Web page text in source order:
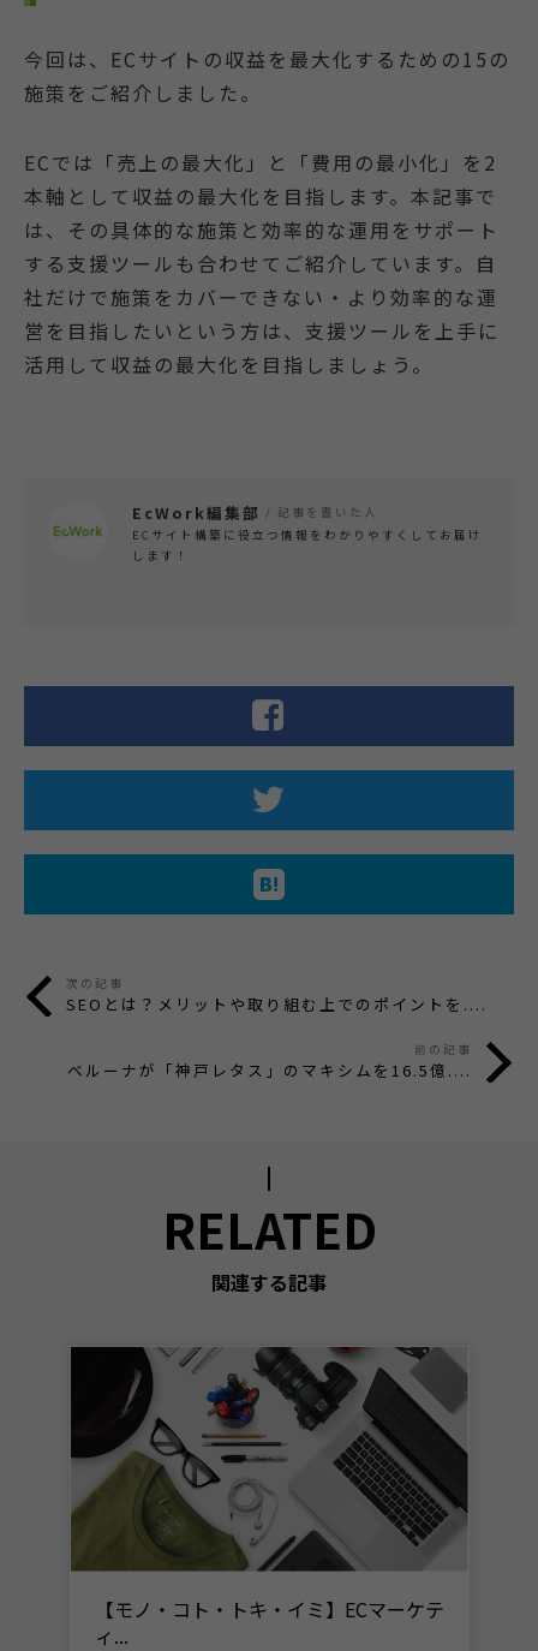
今回は、ECサイトの収益を最大化するための15の
施策をご紹介しました。
ECでは「売上の最大化」と「費用の最小化」を2
本軸として収益の最大化を目指します。本記事で
は、その具体的な施策と効率的な運用をサポート
する支援ツールも合わせてご紹介しています。自
社だけで施策をカバーできない・より効率的な運
営を目指したいという方は、支援ツールを上手に
活用して収益の最大化を目指しましょう。
EcWork編集部 / 記事を書いた人
ECサイト構築に役立つ情報をわかりやすくしてお届け
します！
次の記事
SEOとは？メリットや取り組む上でのポイントを....
前の記事
ベルーナが「神戸レタス」のマキシムを16.5億....
RELATED
関連する記事
【モノ・コト・トキ・イミ】ECマーケテ
ィ...